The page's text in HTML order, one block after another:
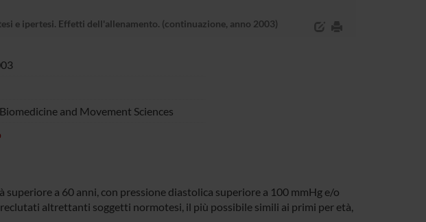
e ipertesi. Effetti dell'allenamento. (continuazione, anno 2003)
and Movement Sciences
a 60 anni, con pressione diastolica superiore a 100 mmHg e/o
altrettanti soggetti normotesi, il più possibile simili ai primi per età,